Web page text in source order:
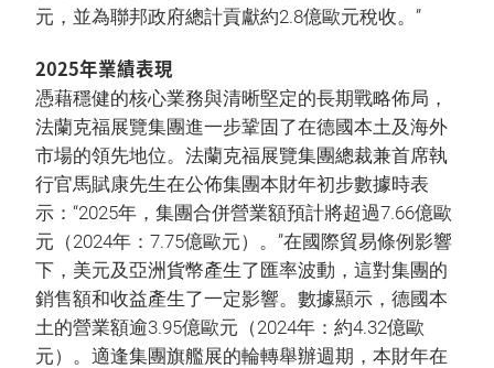
元，並為聯邦政府總計貢獻約2.8億歐元稅收。”
2025年業績表現
憑藉穩健的核心業務與清晰堅定的長期戰略佈局，
法蘭克福展覽集團進一步鞏固了在德國本土及海外
市場的領先地位。法蘭克福展覽集團總裁兼首席執
行官馬賦康先生在公佈集團本財年初步數據時表
示：“2025年，集團合併營業額預計將超過7.66億歐
元（2024年：7.75億歐元）。”在國際貿易條例影響
下，美元及亞洲貨幣產生了匯率波動，這對集團的
銷售額和收益產生了一定影響。數據顯示，德國本
土的營業額逾3.95億歐元（2024年：約4.32億歐
元）。適逢集團旗艦展的輪轉舉辦週期，本財年在